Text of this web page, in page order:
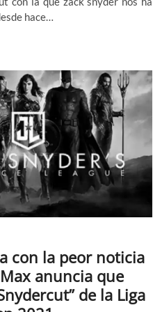
hace…
con la peor noticia
anuncia que
de la Liga